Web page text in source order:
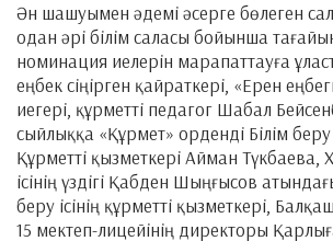
Ән шашуымен әдемі әсерге бөлеген
одан әрі білім саласы бойынша
номинация иелерін марапаттауға
еңбек сіңірген қайраткері, «Ерен
иегері, құрметті педагог Шабал
сыйлыққа «Құрмет» орденді Білім
Құрметті қызметкері Айман Түкбаева,
ісінің үздігі Қабден Шыңғысов
беру ісінің құрметті қызметкері,
15 мектеп-лицейінің директоры